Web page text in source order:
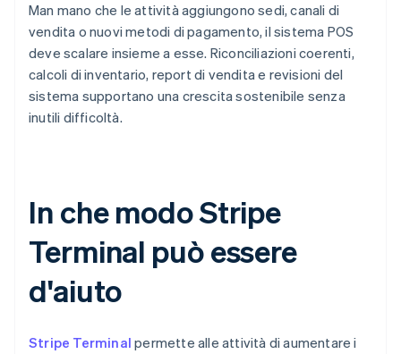
Man mano che le attività aggiungono sedi, canali di
vendita o nuovi metodi di pagamento, il sistema POS
deve scalare insieme a esse. Riconciliazioni coerenti,
calcoli di inventario, report di vendita e revisioni del
sistema supportano una crescita sostenibile senza
inutili difficoltà.
In che modo Stripe
Terminal può essere
d'aiuto
Stripe Terminal permette alle attività di aumentare i